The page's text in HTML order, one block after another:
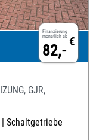
Finanzierung
monatlich ab €
82,-
GJR,
Schaltgetriebe